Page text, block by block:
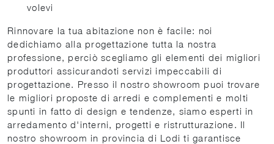
volevi
Rinnovare la tua abitazione non è facile: noi
dedichiamo alla progettazione tutta la nostra
professione, perciò scegliamo gli elementi dei migliori
produttori assicurandoti servizi impeccabili di
progettazione. Presso il nostro showroom puoi trovare
le migliori proposte di arredi e complementi e molti
spunti in fatto di design e tendenze, siamo esperti in
arredamento d'interni, progetti e ristrutturazione. Il
nostro showroom in provincia di Lodi ti garantisce